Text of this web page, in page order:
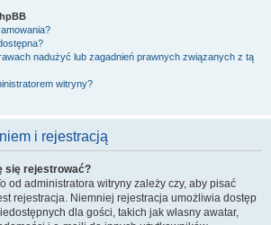
nadużyć lub zagadnień prawnych związanych z tą
witryny?
i rejestracją
się rejestrować?
od administratora witryny zależy czy, aby pisać
rejestracja. Niemniej rejestracja umożliwia dostęp
dla gości, takich jak własny awatar,